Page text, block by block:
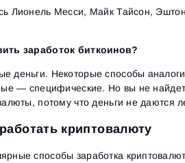
Лионель Месси, Майк Тайсон,
заработок биткоинов?
деньги. Некоторые способы
— специфические. Но вы не
потому что деньги не даются
криптовалюту
способы заработка